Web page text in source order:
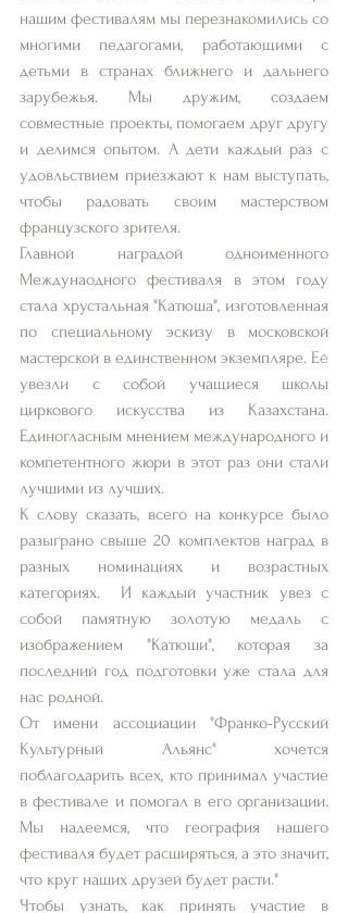
нашим фестивалям мы перезнакомились со
многими педагогами, работающими с
детьми в странах ближнего и дальнего
зарубежья. Мы дружим, создаем
совместные проекты, помогаем друг другу
и делимся опытом. А дети каждый раз с
удовльствием приезжают к нам выступать,
чтобы радовать своим мастерством
французского зрителя.
Главной наградой одноименного
Междунаодного фестиваля в этом году
стала хрустальная "Катюша", изготовленная
по специальному эскизу в московской
мастерской в единственном экземпляре. Её
увезли с собой учащиеся школы
циркового искусства из Казахстана.
Единогласным мнением международного и
компетентного жюри в этот раз они стали
лучшими из лучших.
К слову сказать, всего на конкурсе было
разыграно свыше 20 комплектов наград в
разных номинациях и возрастных
категориях.  И каждый участник увез с
собой памятную золотую медаль с
изображением "Катюши", которая за
последний год подготовки уже стала для
нас родной.
От имени ассоциации "Франко-Русский
Культурный Альянс" хочется
поблагодарить всех, кто принимал участие
в фестивале и помогал в его организации.
Мы надеемся, что география нашего
фестиваля будет расширяться, а это значит,
что круг наших друзей будет расти."
Чтобы узнать, как принять участие в